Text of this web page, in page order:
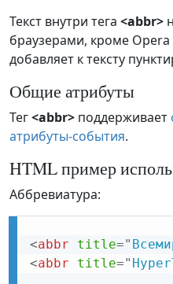
Текст внутри тега <abbr>
браузерами, кроме Opera
добавляет к тексту
Общие атрибуты
Тег<abbr> поддерживает
атрибуты-события.
HTML пример
Аббревиатура:
<abbr title="
<abbr title="